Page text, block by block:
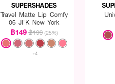
SUPERSHADES
Travel Matte Lip Comfy
06 JFK New York
฿149฿199 (25%)
+4